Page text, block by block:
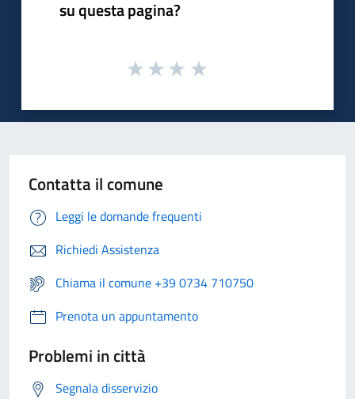
su questa pagina?
Contatta il comune
Leggi le domande frequenti
Richiedi Assistenza
Chiama il comune +39 0734 710750
Prenota un appuntamento
Problemi in città
Segnala disservizio